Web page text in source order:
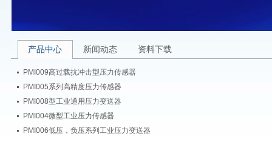
产品中心 新闻动态 资料下载
PMI009高过载抗冲击型压力传感器
PMI005系列高精度压力传感器
PMI008型工业通用压力变送器
PMI004微型工业压力传感器
PMI006低压，负压系列工业压力变送器